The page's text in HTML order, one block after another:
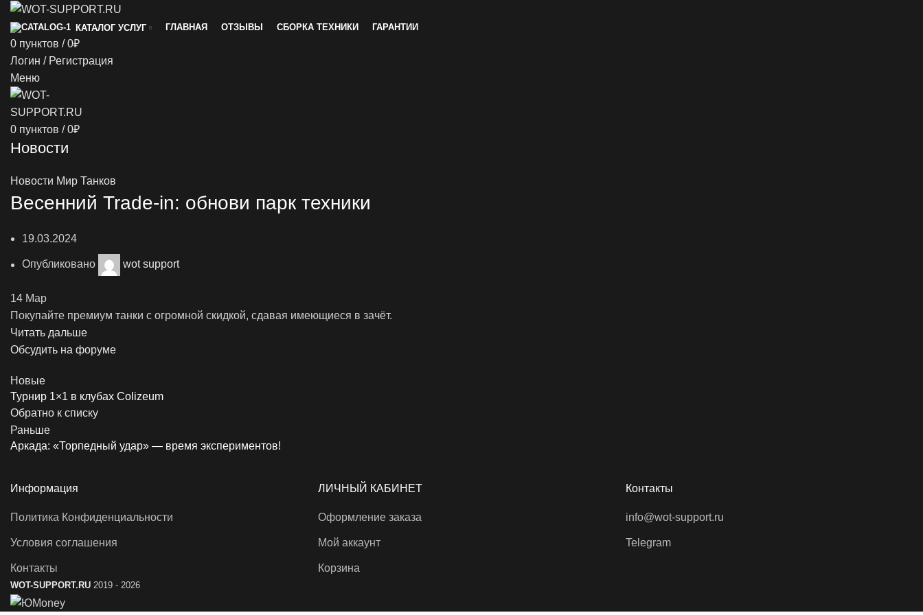
КАТАЛОГ УСЛУГ ГЛАВНАЯ ОТЗЫВЫ СБОРКА ТЕХНИКИ ГАРАНТИИ
0 пунктов / 0₽
Логин / Регистрация
Меню
0 пунктов / 0₽
Новости
Новости Мир Танков
Весенний Trade-in: обнови парк техники
19.03.2024
Опубликовано wot support
14 Мар
Покупайте премиум танки с огромной скидкой, сдавая имеющиеся в зачёт.
Читать дальше
Обсудить на форуме
Новые
Турнир 1×1 в клубах Colizeum
Обратно к списку
Раньше
Аркада: «Торпедный удар» — время экспериментов!
Информация
Политика Конфиденциальности
Условия соглашения
Контакты
ЛИЧНЫЙ КАБИНЕТ
Оформление заказа
Мой аккаунт
Корзина
Контакты
info@wot-support.ru
Telegram
WOT-SUPPORT.RU 2019 - 2026